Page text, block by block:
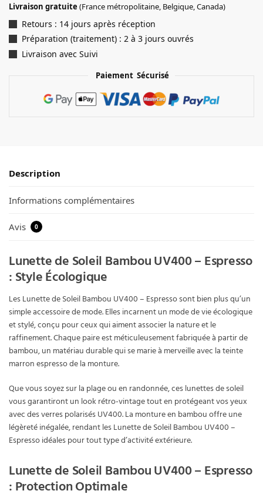
Livraison gratuite (France métropolitaine, Belgique, Canada)
Retours : 14 jours après réception
Préparation (traitement) : 2 à 3 jours ouvrés
Livraison avec Suivi
Paiement Sécurisé
Description
Informations complémentaires
Avis 0
Lunette de Soleil Bambou UV400 – Espresso
: Style Écologique
Les Lunette de Soleil Bambou UV400 – Espresso sont bien plus qu’un
simple accessoire de mode. Elles incarnent un mode de vie écologique
et stylé, conçu pour ceux qui aiment associer la nature et le
raffinement. Chaque paire est méticuleusement fabriquée à partir de
bambou, un matériau durable qui se marie à merveille avec la teinte
marron espresso de la monture.
Que vous soyez sur la plage ou en randonnée, ces lunettes de soleil
vous garantiront un look rétro-vintage tout en protégeant vos yeux
avec des verres polarisés UV400. La monture en bambou offre une
légèreté inégalée, rendant les Lunette de Soleil Bambou UV400 –
Espresso idéales pour tout type d’activité extérieure.
Lunette de Soleil Bambou UV400 – Espresso
: Protection Optimale